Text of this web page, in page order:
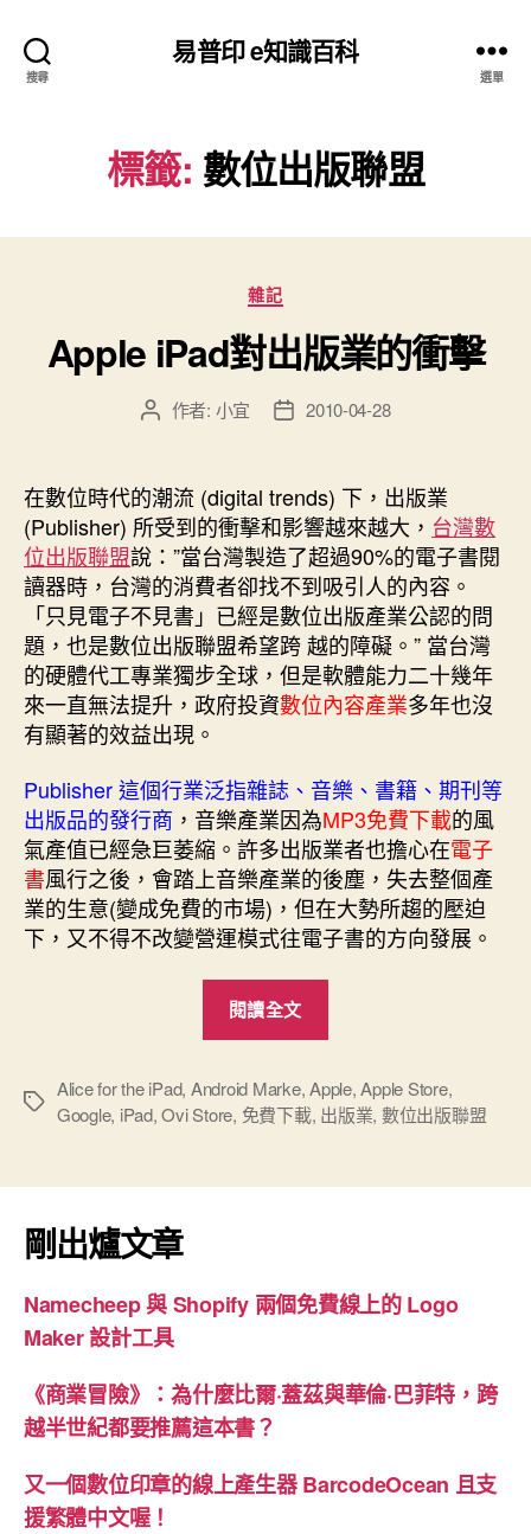
搜尋
易普印 e知識百科
選單
標籤: 數位出版聯盟
分
類
雜記
Apple iPad對出版業的衝擊
文
者
作者: 小宜
文
佈
日
期
2010-04-28
在數位時代的潮流 (digital trends) 下，出版業
(Publisher) 所受到的衝擊和影響越來越大， 台灣數
位出版聯盟說：”當台灣製造了超過90%的電子書閱
讀器時，台灣的消費者卻找不到吸引人的內容。
「只見電子不見書」已經是數位出版產業公認的問
題，也是數位出版聯盟希望跨 越的障礙。” 當台灣
的硬體代工專業獨步全球，但是軟體能力二十幾年
來一直無法提升，政府投資數位內容產業多年也沒
有顯著的效益出現。
Publisher 這個行業泛指雜誌、音樂、書籍、期刊等
出版品的發行商 ，音樂產業因為MP3免費下載的風
氣產值已經急巨萎縮。許多出版業者也擔心在電子
書風行之後，會踏上音樂產業的後塵，失去整個產
業的生意(變成免費的市場)，但在大勢所趨的壓迫
下，又不得不改變營運模式往電子書的方向發展。
閱讀全文
出
版
的
標
Alice for the iPad, Android Marke,Apple,Apple Store,
Google, iPad,Ovi Store, 免費下載, 出版業, 數位出版聯盟
剛出爐文章
Namecheep 與 Shopify 兩個免費線上的 Logo
Maker 設計工具
《商業冒險》：為什麼比爾·蓋茲與華倫·巴菲特，跨
越半世紀都要推薦這本書？
又一個數位印章的線上產生器 BarcodeOcean 且支
援繁體中文喔！